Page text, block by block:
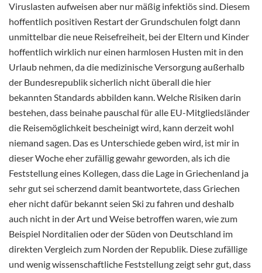
Viruslasten aufweisen aber nur mäßig infektiös sind. Diesem
hoffentlich positiven Restart der Grundschulen folgt dann
unmittelbar die neue Reisefreiheit, bei der Eltern und Kinder
hoffentlich wirklich nur einen harmlosen Husten mit in den
Urlaub nehmen, da die medizinische Versorgung außerhalb
der Bundesrepublik sicherlich nicht überall die hier
bekannten Standards abbilden kann. Welche Risiken darin
bestehen, dass beinahe pauschal für alle EU-Mitgliedsländer
die Reisemöglichkeit bescheinigt wird, kann derzeit wohl
niemand sagen. Das es Unterschiede geben wird, ist mir in
dieser Woche eher zufällig gewahr geworden, als ich die
Feststellung eines Kollegen, dass die Lage in Griechenland ja
sehr gut sei scherzend damit beantwortete, dass Griechen
eher nicht dafür bekannt seien Ski zu fahren und deshalb
auch nicht in der Art und Weise betroffen waren, wie zum
Beispiel Norditalien oder der Süden von Deutschland im
direkten Vergleich zum Norden der Republik. Diese zufällige
und wenig wissenschaftliche Feststellung zeigt sehr gut, dass